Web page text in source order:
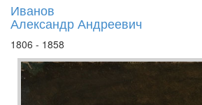
Иванов
Александр Андреевич
1806 - 1858